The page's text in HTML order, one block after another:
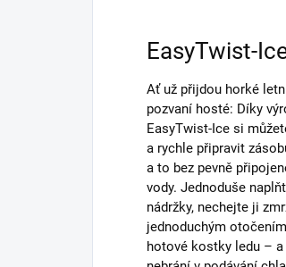
EasyTwist-
Ať už přijdou horké
pozvaní hosté: Díky
EasyTwist-Ice si
a rychle připravit
a to bez pevně
vody. Jednoduše
nádržky, nechejte ji
jednoduchým
hotové kostky ledu –